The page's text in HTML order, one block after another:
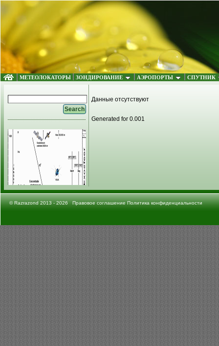
МЕТЕОЛОКАТОРЫ ЗОНДИРОВАНИЕ АЭРОПОРТЫ СПУТНИК
Данные отсутствуют
Generated for 0.001
©Razrazond2013 - 2026Правовое соглашение Политика конфиденциальности